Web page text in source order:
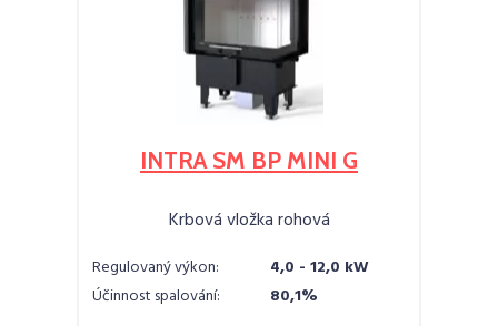
INTRA SM BP MINI G
Krbová vložka rohová
Regulovaný výkon:
4,0 - 12,0 kW
Účinnost spalování:
80,1%